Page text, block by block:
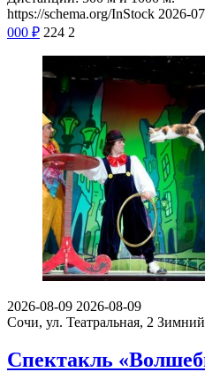
https://schema.org/InStock 2026-
000 ₽ 224 2
2026-08-09 2026-08-09
Сочи, ул. Театральная, 2 Зимний
Спектакль